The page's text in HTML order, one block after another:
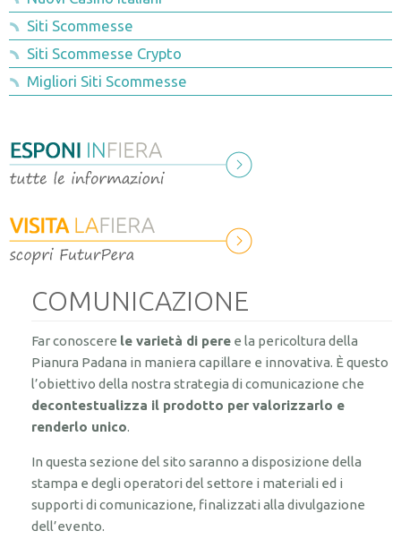
Siti Scommesse
Siti Scommesse Crypto
Migliori Siti Scommesse
COMUNICAZIONE
Far conoscere le varietà di pere e la pericoltura della
Pianura Padana in maniera capillare e innovativa. È questo
l’obiettivo della nostra strategia di comunicazione che
decontestualizza il prodotto per valorizzarlo e
renderlo unico.
In questa sezione del sito saranno a disposizione della
stampa e degli operatori del settore i materiali ed i
supporti di comunicazione, finalizzati alla divulgazione
dell’evento.
Catalogo espositori
Convegni e incontri
Visite tecniche
Rassegna stampa 2015-2016